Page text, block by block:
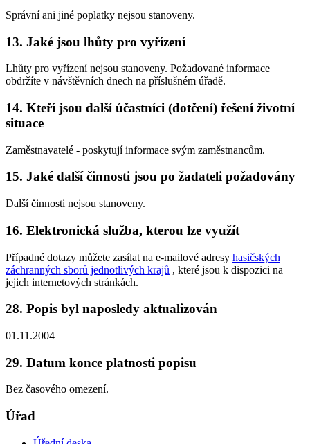
Správní ani jiné poplatky nejsou stanoveny.
13. Jaké jsou lhůty pro vyřízení
Lhůty pro vyřízení nejsou stanoveny. Požadované informace
obdržíte v návštěvních dnech na příslušném úřadě.
14. Kteří jsou další účastníci (dotčení) řešení životní
situace
Zaměstnavatelé - poskytují informace svým zaměstnancům.
15. Jaké další činnosti jsou po žadateli požadovány
Další činnosti nejsou stanoveny.
16. Elektronická služba, kterou lze využít
Případné dotazy můžete zasílat na e-mailové adresy hasičských
záchranných sborů jednotlivých krajů , které jsou k dispozici na
jejich internetových stránkách.
28. Popis byl naposledy aktualizován
01.11.2004
29. Datum konce platnosti popisu
Bez časového omezení.
Úřad